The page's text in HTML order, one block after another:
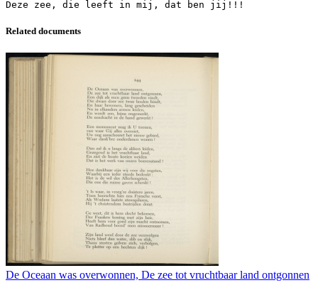
Related documents
De Oceaan was overwonnen, De zee tot vruchtbaar land ontgonnen